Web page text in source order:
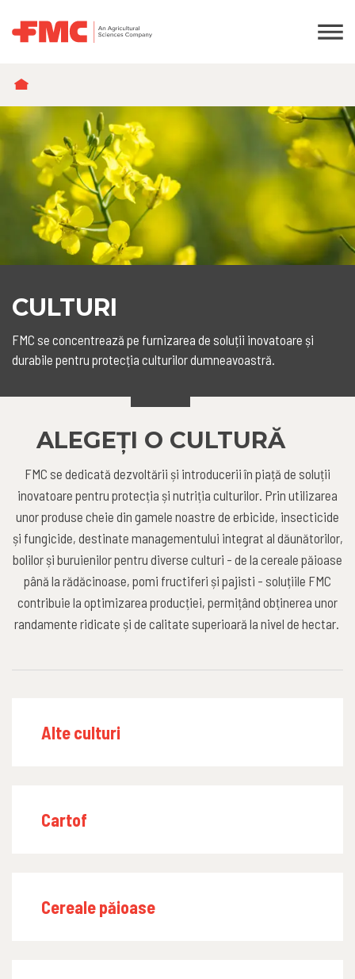
BREADCRUMB
CULTURI
FMC se concentrează pe furnizarea de soluții inovatoare și
durabile pentru protecția culturilor dumneavoastră.
ALEGEȚI O CULTURĂ
FMC se dedicată dezvoltării și introducerii în piață de soluții
inovatoare pentru protecția și nutriția culturilor. Prin utilizarea
unor produse cheie din gamele noastre de erbicide, insecticide
și fungicide, destinate managementului integrat al dăunătorilor,
bolilor și buruienilor pentru diverse culturi - de la cereale păioase
până la rădăcinoase, pomi fructiferi și pajisti - soluțiile FMC
contribuie la optimizarea producției, permițând obținerea unor
randamente ridicate și de calitate superioară la nivel de hectar.
Alte culturi
Cartof
Cereale păioase